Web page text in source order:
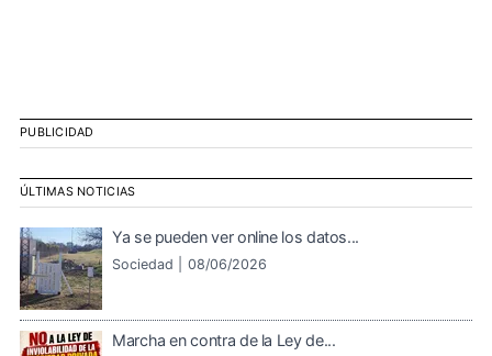
PUBLICIDAD
ÚLTIMAS NOTICIAS
Ya se pueden ver online los datos...
Sociedad | 08/06/2026
Marcha en contra de la Ley de...